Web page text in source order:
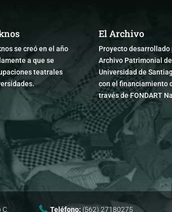
se creó en el año
a que se
teatrales
El Archivo
Proyecto desarrollado
Archivo Patrimonial
Universidad de
con el financiamiento
través de FONDART
Teléfono: (562) 27180275